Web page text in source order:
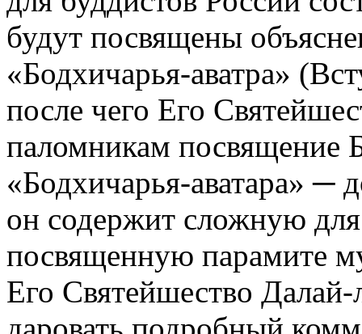
будут посвящены
«Бодхичарья-аватра»
после чего Его
паломникам
«Бодхичарья-аватара» ─
он содержит сложную
посвященную парамите
Его Святейшество Далай-